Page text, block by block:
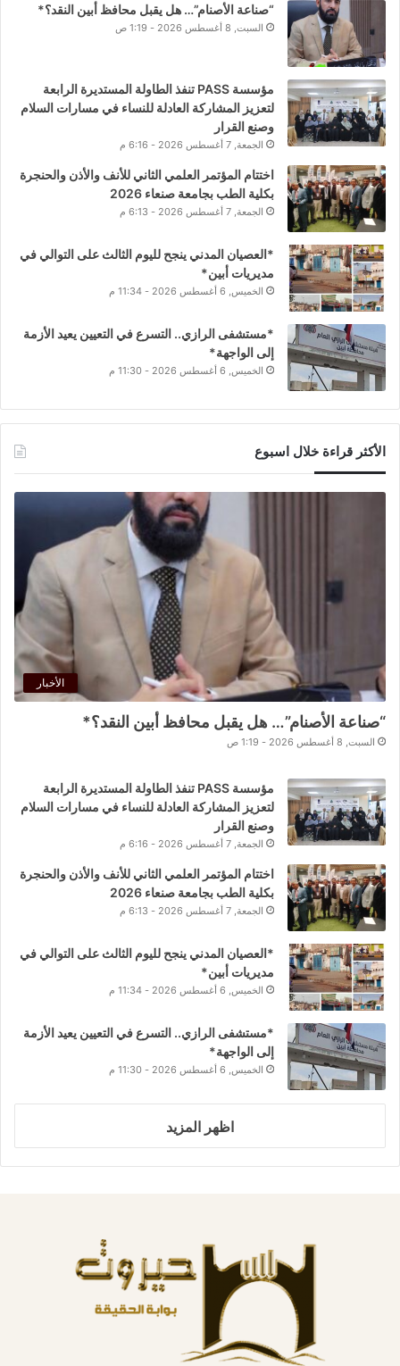
“صناعة الأصنام”… هل يقبل محافظ أبين النقد؟*
السبت, 8 أغسطس 2026 - 1:19 ص
مؤسسة PASS تنفذ الطاولة المستديرة الرابعة
لتعزيز المشاركة العادلة للنساء في مسارات السلام
وصنع القرار
الجمعة, 7 أغسطس 2026 - 6:16 م
اختتام المؤتمر العلمي الثاني للأنف والأذن والحنجرة
بكلية الطب بجامعة صنعاء 2026
الجمعة, 7 أغسطس 2026 - 6:13 م
*العصيان المدني ينجح لليوم الثالث على التوالي في
مديريات أبين*
الخميس, 6 أغسطس 2026 - 11:34 م
*مستشفى الرازي.. التسرع في التعيين يعيد الأزمة
إلى الواجهة*
الخميس, 6 أغسطس 2026 - 11:30 م
الأكثر قراءة خلال اسبوع
الأخبار
“صناعة الأصنام”… هل يقبل محافظ أبين النقد؟*
السبت, 8 أغسطس 2026 - 1:19 ص
مؤسسة PASS تنفذ الطاولة المستديرة الرابعة
لتعزيز المشاركة العادلة للنساء في مسارات السلام
وصنع القرار
الجمعة, 7 أغسطس 2026 - 6:16 م
اختتام المؤتمر العلمي الثاني للأنف والأذن والحنجرة
بكلية الطب بجامعة صنعاء 2026
الجمعة, 7 أغسطس 2026 - 6:13 م
*العصيان المدني ينجح لليوم الثالث على التوالي في
مديريات أبين*
الخميس, 6 أغسطس 2026 - 11:34 م
*مستشفى الرازي.. التسرع في التعيين يعيد الأزمة
إلى الواجهة*
الخميس, 6 أغسطس 2026 - 11:30 م
اظهر المزيد